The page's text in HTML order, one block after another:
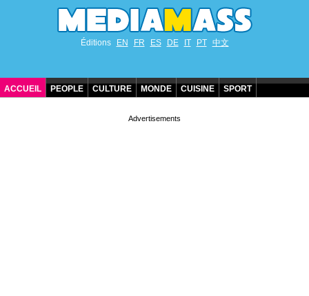
Éditions EN FR ES DE IT PT 中文
ACCUEIL PEOPLE CULTURE MONDE CUISINE SPORT